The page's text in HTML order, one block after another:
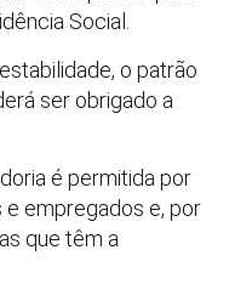
Social.
o patrão
ser obrigado a
é permitida por
empregados e, por
que têm a